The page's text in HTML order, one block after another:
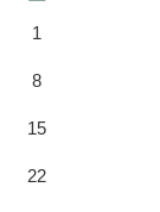
1
8
15
22